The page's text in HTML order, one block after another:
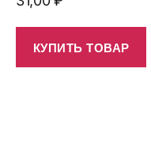
КУПИТЬ ТОВАР